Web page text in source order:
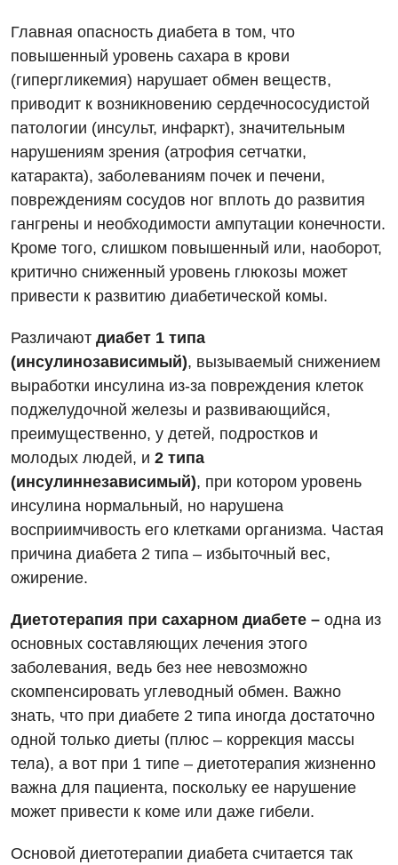
Вакансии
Мероприятия БПР
Интернатура
Энциклопедия
Видео
Диагностика
Ангиографические исследования
Диагностическое отделение
Инструментальная диагностика
Магнитно-резонансная томография
Маммография
Нейросонография
Рентгенография
УЗИ
Эндоскопическое отделение
Гинекологическое отделение
Диагностическое отделение
Дневной стационар
Онкологическое отделение
Отдел госпитализации
Отделение интенсивной терапии
Отделение неотложных состояний
Декларирование
Лечение острого инфаркта
Национальный скрининг здоровья 40+
Главная опасность диабета в том, что
повышенный уровень сахара в крови
(гипергликемия) нарушает обмен веществ,
приводит к возникновению сердечнососудистой
патологии (инсульт, инфаркт), значительным
нарушениям зрения (атрофия сетчатки,
катаракта), заболеваниям почек и печени,
повреждениям сосудов ног вплоть до развития
гангрены и необходимости ампутации конечности.
Кроме того, слишком повышенный или, наоборот,
критично сниженный уровень глюкозы может
привести к развитию диабетической комы.
Различают диабет 1 типа
(инсулинозависимый), вызываемый снижением
выработки инсулина из-за повреждения клеток
поджелудочной железы и развивающийся,
преимущественно, у детей, подростков и
молодых людей, и 2 типа
(инсулиннезависимый), при котором уровень
инсулина нормальный, но нарушена
восприимчивость его клетками организма. Частая
причина диабета 2 типа – избыточный вес,
ожирение.
Диетотерапия при сахарном диабете – одна из
основных составляющих лечения этого
заболевания, ведь без нее невозможно
скомпенсировать углеводный обмен. Важно
знать, что при диабете 2 типа иногда достаточно
одной только диеты (плюс – коррекция массы
тела), а вот при 1 типе – диетотерапия жизненно
важна для пациента, поскольку ее нарушение
может привести к коме или даже гибели.
Основой диетотерапии диабета считается так